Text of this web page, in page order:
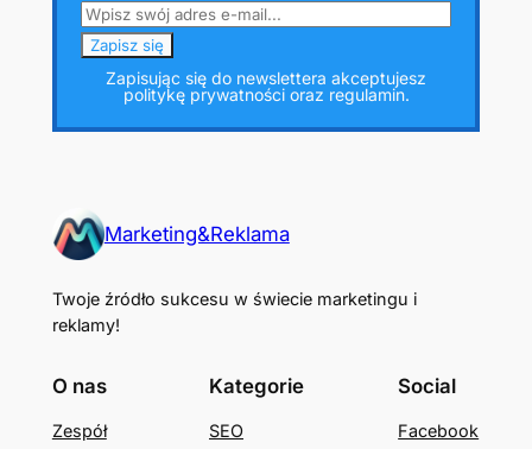
Zapisując się do newslettera akceptujesz
politykę prywatności oraz regulamin.
Marketing&Reklama
Twoje źródło sukcesu w świecie marketingu i
reklamy!
O nas
Zespół
Kategorie
SEO
Social
Facebook